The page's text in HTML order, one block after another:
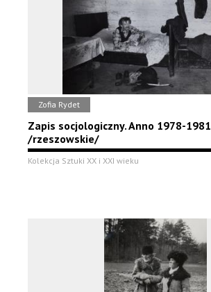
Zofia Rydet
Zapis socjologiczny. Anno 1978-1981
/rzeszowskie/
Kolekcja Sztuki XX i XXI wieku